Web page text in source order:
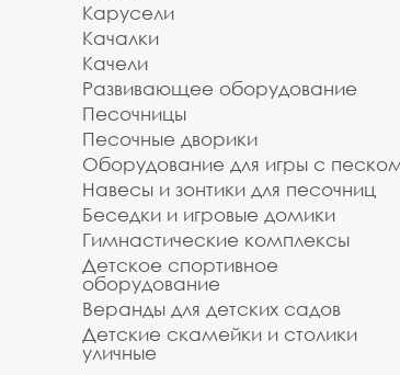
Карусели
Качалки
Качели
Развивающее оборудование
Песочницы
Песочные дворики
Оборудование для игры с
Навесы и зонтики для песочниц
Беседки и игровые домики
Гимнастические комплексы
Детское спортивное
оборудование
Веранды для детских садов
Детские скамейки и столики
уличные